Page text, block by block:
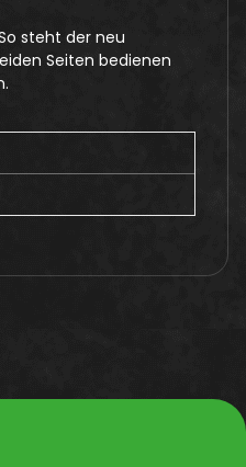
steht der neu
Seiten bedienen